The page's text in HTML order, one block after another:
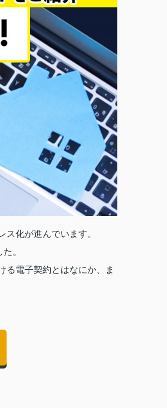
化が進んでいます。
。
る電子契約とはなにか、ま